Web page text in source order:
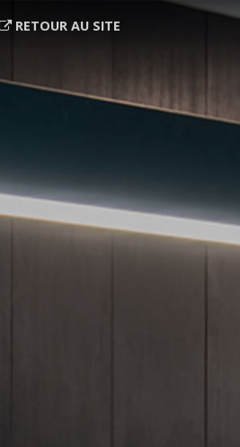
RETOUR AU SITE